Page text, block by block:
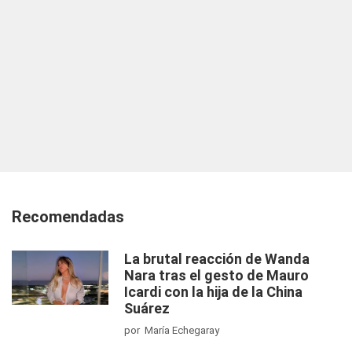
Recomendadas
La brutal reacción de Wanda
Nara tras el gesto de Mauro
Icardi con la hija de la China
Suárez
por María Echegaray